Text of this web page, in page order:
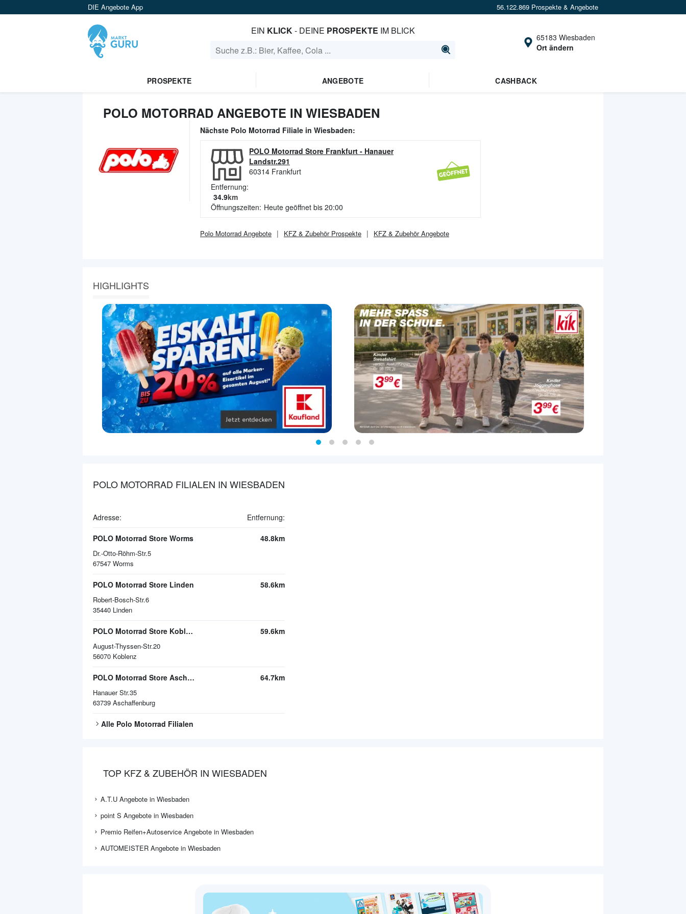
DIE Angebote App 56.122.869 Prospekte & Angebote
EIN KLICK- DEINE PROSPEKTE IM BLICK
65183 Wiesbaden
Ort ändern
PROSPEKTE ANGEBOTE CASHBACK
POLO MOTORRAD ANGEBOTE IN WIESBADEN
Nächste Polo Motorrad Filiale in Wiesbaden:
POLO Motorrad Store Frankfurt - Hanauer
Landstr.291
60314 Frankfurt
Entfernung:
34.9km
Öffnungszeiten: Heute geöffnet bis 20:00
Polo Motorrad Angebote KFZ & ZubehörProspekte KFZ & ZubehörAngebote
HIGHLIGHTS
POLO MOTORRAD FILIALEN IN WIESBADEN
Adresse: Entfernung:
POLO Motorrad Store Worms
Dr.-Otto-Röhm-Str.5
67547 Worms
48.8km
POLO Motorrad Store Linden
Robert-Bosch-Str.6
35440 Linden
58.6km
POLO Motorrad Store Koblenz
August-Thyssen-Str.20
56070 Koblenz
59.6km
POLO Motorrad Store Aschaffenburg
Hanauer Str.35
63739 Aschaffenburg
64.7km
Alle Polo Motorrad Filialen
TOP KFZ & ZUBEHÖR IN WIESBADEN
A.T.U Angebote in Wiesbaden
point S Angebote in Wiesbaden
Premio Reifen+Autoservice Angebote in Wiesbaden
AUTOMEISTER Angebote in Wiesbaden